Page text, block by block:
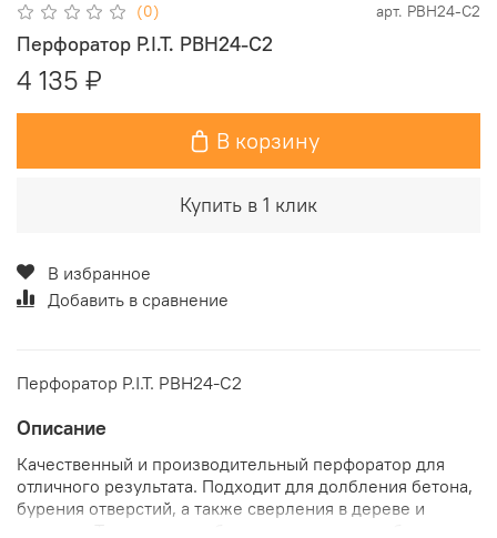
(0) арт. PBH24-C2
Перфоратор P.I.T. PBH24-C2
4 135 ₽
В корзину
Купить в 1 клик
В избранное
Добавить в сравнение
Перфоратор P.I.T. PBH24-C2
Описание
Качественный и производительный перфоратор для
отличного результата. Подходит для долбления бетона,
бурения отверстий, а также сверления в дереве и